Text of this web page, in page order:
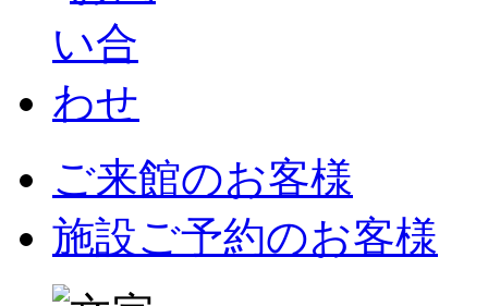
ご来館のお客様
施設ご予約のお客様